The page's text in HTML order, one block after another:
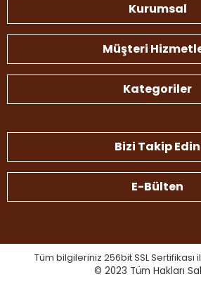
Kurumsal
Müşteri
Kategoriler
Bizi Takip Edin
E-Bülten
Tüm bilgileriniz 256bit SSL Sertifikası
© 2023 Tüm Hakları